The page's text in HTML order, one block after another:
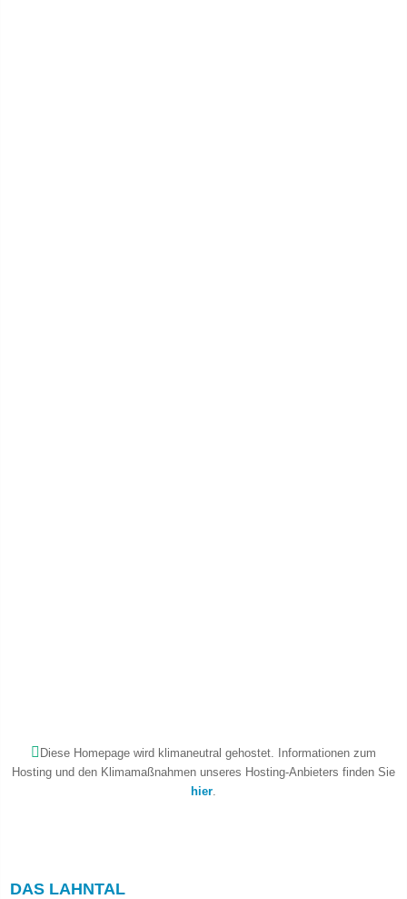
Diese Homepage wird klimaneutral gehostet. Informationen zum
Hosting und den Klimamaßnahmen unseres Hosting-Anbieters finden Sie
hier
DAS LAHNTAL